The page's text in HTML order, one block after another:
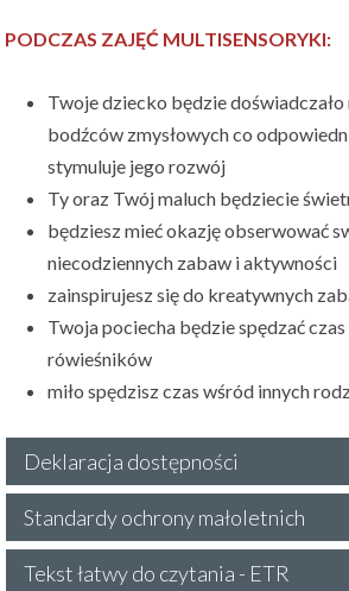
PODCZAS ZAJĘĆ MULTISENSORYKI:
Twoje dziecko będzie
bodźców zmysłowych co
stymuluje jego rozwój
Ty oraz Twój maluch będziecie
będziesz mieć okazję obserwować
niecodziennych zabaw i aktywności
zainspirujesz się do kreatywnych
Twoja pociecha będzie spędzać
rówieśników
miło spędzisz czas wśród innych
Deklaracja dostępności
Standardy ochrony małoletnich
Tekst łatwy do czytania - ETR